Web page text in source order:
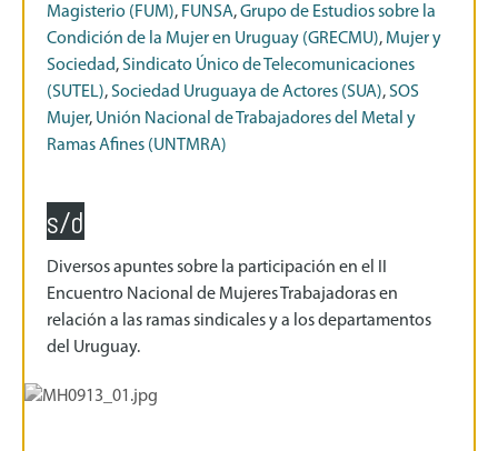
Magisterio (FUM), FUNSA,Grupo de Estudios sobre la
Condición de la Mujer en Uruguay (GRECMU), Mujer y
Sociedad,Sindicato Único de Telecomunicaciones
(SUTEL),Sociedad Uruguaya de Actores (SUA),SOS
Mujer, Unión Nacional de Trabajadores del Metal y
Ramas Afines (UNTMRA)
s/d
Diversos apuntes sobre la participación en el II
Encuentro Nacional de Mujeres Trabajadoras en
relación a las ramas sindicales y a los departamentos
del Uruguay.